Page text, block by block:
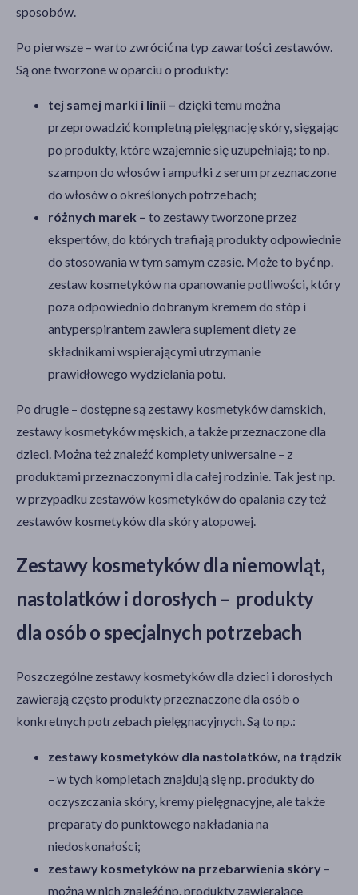
sposobów.
Po pierwsze – warto zwrócić na typ zawartości zestawów.
Są one tworzone w oparciu o produkty:
tej samej marki i linii – dzięki temu można
przeprowadzić kompletną pielęgnację skóry, sięgając
po produkty, które wzajemnie się uzupełniają; to np.
szampon do włosów i ampułki z serum przeznaczone
do włosów o określonych potrzebach;
różnych marek – to zestawy tworzone przez
ekspertów, do których trafiają produkty odpowiednie
do stosowania w tym samym czasie. Może to być np.
zestaw kosmetyków na opanowanie potliwości, który
poza odpowiednio dobranym kremem do stóp i
antyperspirantem zawiera suplement diety ze
składnikami wspierającymi utrzymanie
prawidłowego wydzielania potu.
Po drugie – dostępne są zestawy kosmetyków damskich,
zestawy kosmetyków męskich, a także przeznaczone dla
dzieci. Można też znaleźć komplety uniwersalne – z
produktami przeznaczonymi dla całej rodzinie. Tak jest np.
w przypadku zestawów kosmetyków do opalania czy też
zestawów kosmetyków dla skóry atopowej.
Zestawy kosmetyków dla niemowląt,
nastolatków i dorosłych – produkty
dla osób o specjalnych potrzebach
Poszczególne zestawy kosmetyków dla dzieci i dorosłych
zawierają często produkty przeznaczone dla osób o
konkretnych potrzebach pielęgnacyjnych. Są to np.:
zestawy kosmetyków dla nastolatków, na trądzik
– w tych kompletach znajdują się np. produkty do
oczyszczania skóry, kremy pielęgnacyjne, ale także
preparaty do punktowego nakładania na
niedoskonałości;
zestawy kosmetyków na przebarwienia skóry –
można w nich znaleźć np. produkty zawierające